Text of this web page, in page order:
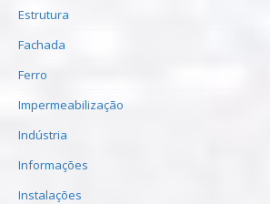
Estrutura
Fachada
Ferro
Impermeabilização
Indústria
Informações
Instalações